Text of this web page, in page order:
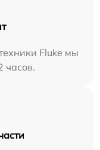
Fluke мы
часов.